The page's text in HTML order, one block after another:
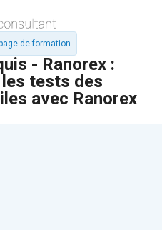
de formation
- Ranorex :
tests des
avec Ranorex